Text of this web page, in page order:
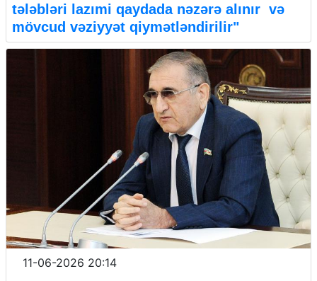
tələbləri lazımi qaydada nəzərə alınır və
mövcud vəziyyət qiymətləndirilir"
11-06-2026 20:14